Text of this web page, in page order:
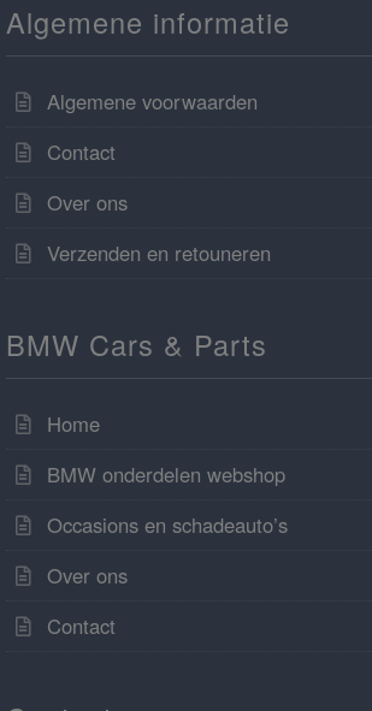
Algemene informatie
Algemene voorwaarden
Contact
Over ons
Verzenden en retouneren
BMW Cars & Parts
Home
BMW onderdelen webshop
Occasions en schadeauto’s
Over ons
Contact